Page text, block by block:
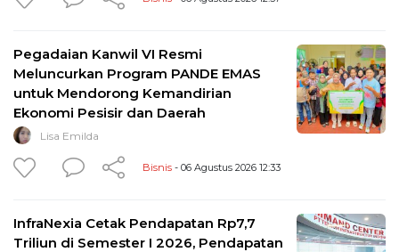
Pegadaian Kanwil VI Resmi
Meluncurkan Program PANDE EMAS
untuk Mendorong Kemandirian
Ekonomi Pesisir dan Daerah
Lisa Emilda
Bisnis - 06 Agustus 2026 12:33
InfraNexia Cetak Pendapatan Rp7,7
Triliun di Semester I 2026, Pendapatan